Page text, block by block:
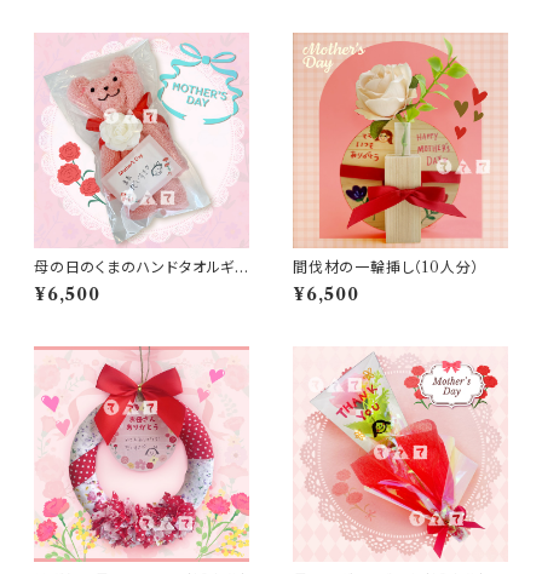
母の日のくまのハンドタオルギフ
ト（10人分）
¥6,500
間伐材の一輪挿し（10人分）
¥6,500